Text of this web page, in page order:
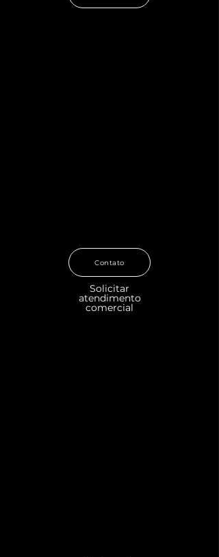
Contato
Solicitar
atendimento
comercial